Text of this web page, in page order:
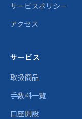
サービスポリシー
アクセス
サービス
取扱商品
手数料一覧
口座開設